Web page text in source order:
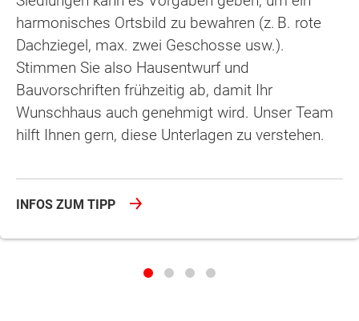
harmonisches Ortsbild zu bewahren (z. B. rote
Dachziegel, max. zwei Geschosse usw.).
Stimmen Sie also Hausentwurf und
Bauvorschriften frühzeitig ab, damit Ihr
Wunschhaus auch genehmigt wird. Unser Team
hilft Ihnen gern, diese Unterlagen zu verstehen.
INFOS ZUM TIPP